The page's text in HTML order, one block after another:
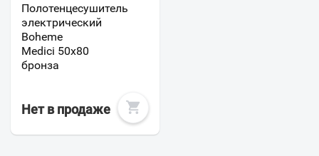
Полотенцесушитель
электрический
Boheme
Medici 50x80
бронза
Нет в продаже